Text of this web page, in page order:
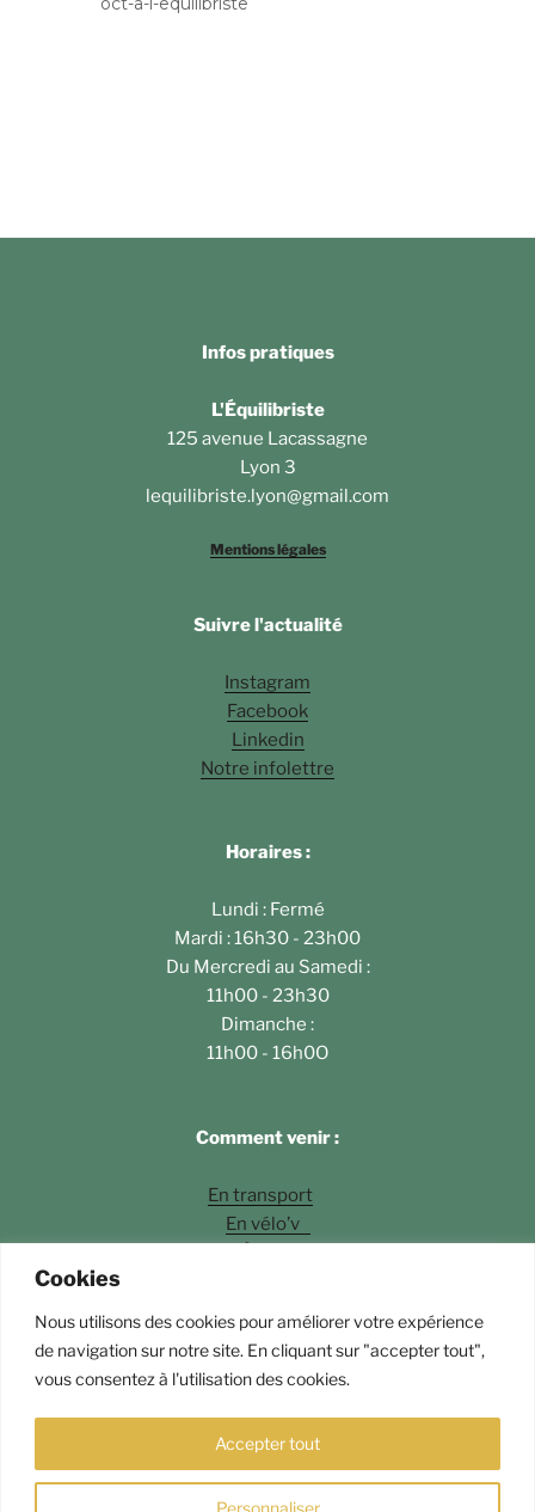
Cookies
Nous utilisons des cookies pour améliorer votre expérience
de navigation sur notre site. En cliquant sur "accepter tout",
vous consentez à l'utilisation des cookies.
Personnaliser
Accepter tout
Infos pratiques
L'Équilibriste
125 avenue Lacassagne
Lyon 3
lequilibriste.lyon@gmail.com
Mentions légales
Suivre l'actualité
Instagram
Facebook
Linkedin
Notre infolettre
Horaires :
Lundi : Fermé
Mardi : 16h30 - 23h00
Du Mercredi au Samedi :
11h00 - 23h30
Dimanche :
11h00 - 16h0O
Comment venir :
En transport
En vélo’v
Photos ©Fossette Andrey Langlois
Fièrement propulsé par WordPress